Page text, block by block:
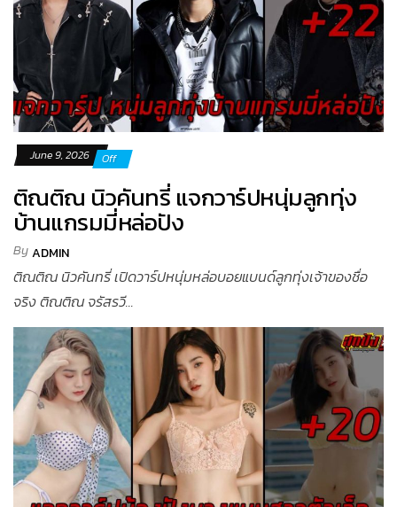
June 9, 2026 Off
ติณติณ นิวคันทรี่ แจกวาร์ปหนุ่มลูกทุ่ง
บ้านแกรมมี่หล่อปัง
ByADMIN
ติณติณ นิวคันทรี่ เปิดวาร์ปหนุ่มหล่อบอยแบนด์ลูกทุ่งเจ้าของชื่อ
จริง ติณติณ จรัสรวี...